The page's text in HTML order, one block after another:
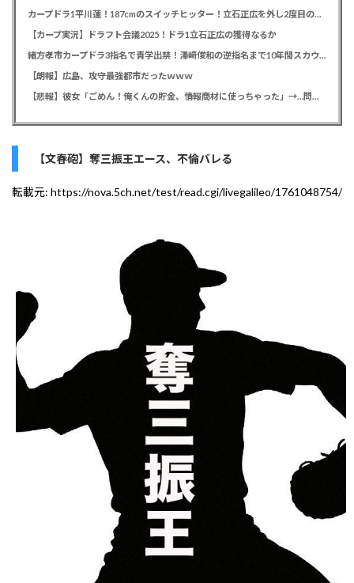
カープドラ1平川蓮！187cmのスイッチヒッター！立石正広を外し2度目の重複も新井監督がクジを引き当てる！【ドラフト会議2025】
【カープ実況】ドラフト会議2025！ドラ1立石正広の獲得なるか
緒方孝市カープドラ3指名で青学出禁！澤﨑俊和の逆指名まで10年間スカウト出禁
【朗報】広島、攻守最強都市だったｗｗｗ
【悲報】彼女「ごめん！俺くんの貯金、情報商材に使っちゃった」→…問い詰めたらギャン泣きされたんだが俺が悪いのか？
【文春砲】奪三振王エース、不倫バレる
転載元: https://nova.5ch.net/test/read.cgi/livegalileo/1761048754/